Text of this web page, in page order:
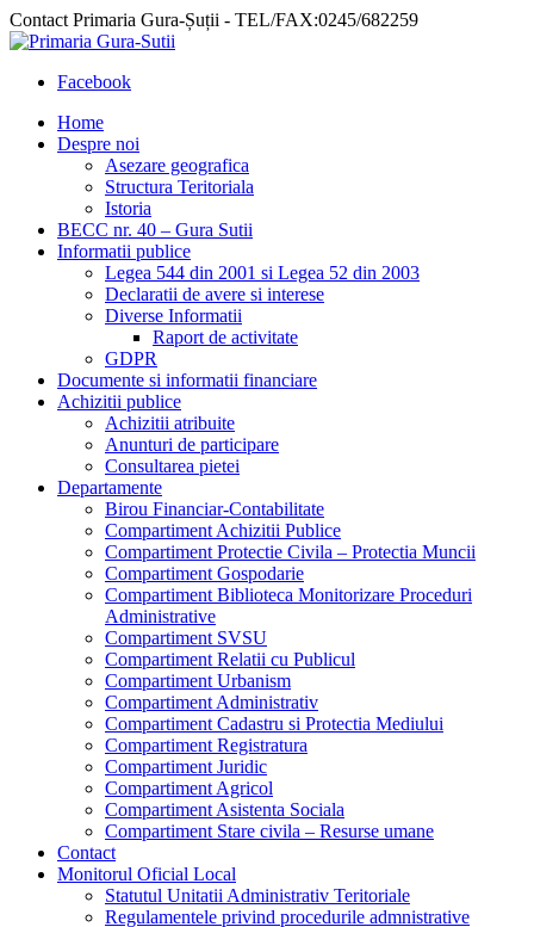
Contact Primaria Gura-Șuții - TEL/FAX:0245/682259
Facebook
Home
Despre noi
Asezare geografica
Structura Teritoriala
Istoria
BECC nr. 40 – Gura Sutii
Informatii publice
Legea 544 din 2001 si Legea 52 din 2003
Declaratii de avere si interese
Diverse Informatii
Raport de activitate
GDPR
Documente si informatii financiare
Achizitii publice
Achizitii atribuite
Anunturi de participare
Consultarea pietei
Departamente
Birou Financiar-Contabilitate
Compartiment Achizitii Publice
Compartiment Protectie Civila – Protectia Muncii
Compartiment Gospodarie
Compartiment Biblioteca Monitorizare Proceduri
Administrative
Compartiment SVSU
Compartiment Relatii cu Publicul
Compartiment Urbanism
Compartiment Administrativ
Compartiment Cadastru si Protectia Mediului
Compartiment Registratura
Compartiment Juridic
Compartiment Agricol
Compartiment Asistenta Sociala
Compartiment Stare civila – Resurse umane
Contact
Monitorul Oficial Local
Statutul Unitatii Administrativ Teritoriale
Regulamentele privind procedurile admnistrative